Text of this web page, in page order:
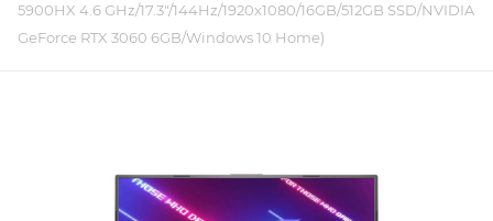
5900HX 4.6 GHz/17.3"/144Hz/1920x1080/16GB/512GB SSD/NVIDIA
GeForce RTX 3060 6GB/Windows 10 Home)